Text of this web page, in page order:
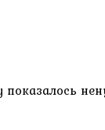
показалось